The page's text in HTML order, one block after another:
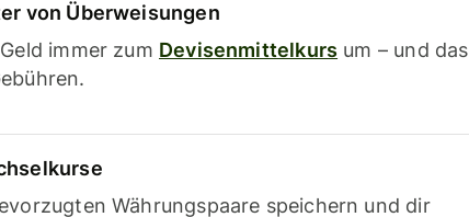
von Überweisungen
immer zum Devisenmittelkurs um – und das
Währungspaare speichern und dir